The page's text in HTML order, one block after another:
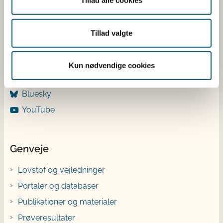
Tillad valgte
Kun nødvendige cookies
Facebook
X
Bluesky
YouTube
Genveje
Lovstof og vejledninger
Portaler og databaser
Publikationer og materialer
Prøveresultater